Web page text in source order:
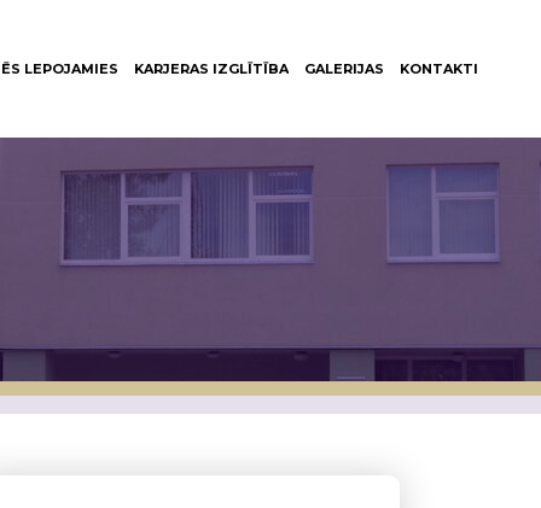
LEPOJAMIES KARJERAS IZGLĪTĪBA GALERIJAS KONTAKTI